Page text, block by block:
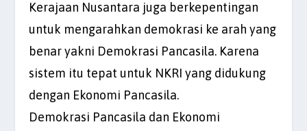
Kerajaan Nusantara juga berkepentingan
untuk mengarahkan demokrasi ke arah yang
benar yakni Demokrasi Pancasila. Karena
sistem itu tepat untuk NKRI yang didukung
dengan Ekonomi Pancasila.
Demokrasi Pancasila dan Ekonomi